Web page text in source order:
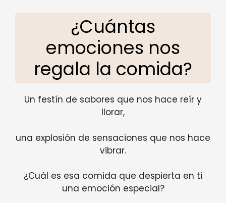
¿Cuántas
emociones nos
regala la comida?
Un festín de sabores que nos hace reír y
llorar,
una explosión de sensaciones que nos hace
vibrar.
¿Cuál es esa comida que despierta en ti
una emoción especial?